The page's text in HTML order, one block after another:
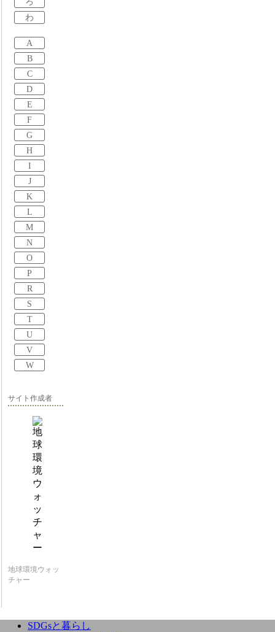
わ
A
B
C
D
E
F
G
H
I
J
K
L
M
N
O
P
R
S
T
U
V
W
サイト作成者
地球環境ウォッ
チャー
SDGsと暮らし